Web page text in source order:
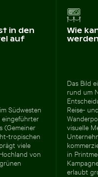
in den
auf
Südwesten
(Gemeiner
tropischen
viele
von
Wie
Das Bild
rund um
Reise-
visuelle
in
erlaubt